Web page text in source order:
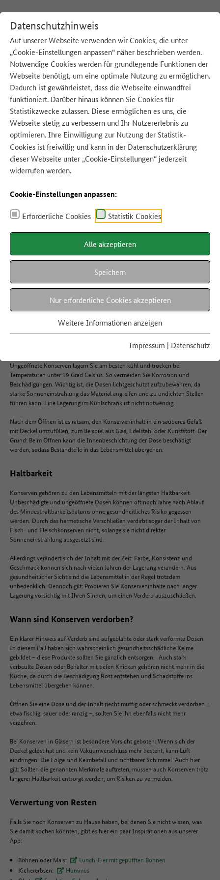
Datenschutzhinweis
Auf unserer Webseite verwenden wir Cookies, die unter
„Cookie-Einstellungen anpassen“ näher beschrieben werden.
Notwendige Cookies werden für grundlegende Funktionen der
Webseite benötigt, um eine optimale Nutzung zu ermöglichen.
Dadurch ist gewährleistet, dass die Webseite einwandfrei
funktioniert. Darüber hinaus können Sie Cookies für
Statistikzwecke zulassen. Diese ermöglichen es uns, die
Webseite stetig zu verbessern und Ihr Nutzererlebnis zu
optimieren. Ihre Einwilligung zur Nutzung der Statistik-
Cookies ist freiwillig und kann in der Datenschutzerklärung
dieser Webseite unter „Cookie-Einstellungen“ jederzeit
widerrufen werden.
Cookie-Einstellungen anpassen:
Erforderliche Cookies Statistik Cookies
Alle akzeptieren
Speichern
Nur erforderliche Cookies akzeptieren
Weitere Informationen anzeigen
Impressum | Datenschutz
:Startseite K Konservendosen
Konservendosen
Hier finden Sie Informationen rund um die Haltbarkeit, Regionalität,
Verwertung und die richtige Lagerung von Konserven.
Ungeöffnete Konserven lagern Sie am besten kühl und trocken bei
Temperaturen unter 19 Grad Celsius. So vermeiden Sie Korrosion und
Beschädigungen. Wichtig ist, die Dosen lichtgeschützt aufzubewahren, da
starke Sonneneinstrahlung das Material angreifen und zu undichten Stellen
führen kann. Eine Lagerung im Kühlschrank ist nicht notwendig.
Nach dem Öffnen ist es ratsam, den Konserveninhalt in ein sauberes Gefäß
mit Deckel umzufüllen, zum Beispiel aus Glas, Edelstahl oder Kunststoff. Der
Grund: Beim Öffnen kann die Innenbeschichtung der Dose beschädigt
werden, sodass Bestandteile in das Lebensmittel übergehen.
Haltbarkeit
Konserven gehören zu den Lebensmitteln mit der längsten Haltbarkeit.
Unbeschädigte und ungeöffnete Dosen können oft noch Jahre nach Ablauf
des Mindesthaltbarkeitsdatums ohne gesundheitliches Risiko gegessen
werden. Durch das hermetische Verschließen verdirbt sogar der Inhalt von
Fisch- und Fleischkonserven nicht, solange sie nicht direkter
Sonneneinstrahlung ausgesetzt sind.
Allerdings verändert sich der Inhalt mit der Zeit: Farbe, Konsistenz und
Geschmack können sich nach vielen Jahren der Lagerung verändern. Aus
gesundheitlicher Sicht sind die Lebensmittel in der Regel trotzdem
unbedenklich. Dennoch gilt: Probieren Sie Konserveninhalte nach langer
Lagerung vorsichtig mit Ihren Sinnen, um einen Verderb auszuschließen.
Wann sind Konserven verdorben?
Ein klarer Hinweis auf Verderb sind aufgeblähte oder stark verformte Dosen.
In diesem Fall haben sich wahrscheinlich gesundheitsschädliche Keime
gebildet – diese Produkte sollten Sie gänzlich entsorgen. Auch stark
verbeulte Dosen oder Behälter mit tiefen Knicken gehören nicht mehr in die
Küche, da durch die Beschädigung Rost entstehen und Schadstoffe ins
Lebensmittel übergehen können.
Öffnen Sie eine Dose und der Inhalt riecht muffig oder schmeckt verdorben –
etwa fischig, sauer oder ranzig –, sollten Sie ihn ebenfalls nicht mehr
verzehren.
Bei Konserven in Gläsern ist besondere Vorsicht geboten: Wenn sich der
Deckel gelöst hat und kein Vakuumverschluss mehr besteht, kann Luft
eindringen. Die Folge sind Keimbefall und sichtbarer Schimmel. Auch hier
gilt: Sollten die genannten Merkmale auftreten, müssen auch Konserven trotz
längerer Haltbarkeit entsorgt werden, um Risiken zu vermeiden.
Verwertung von Resten
Falls Sie noch Konserven zu Hause haben, bei denen Sie nicht wissen, was
Sie damit kochen könnten, gibt es hier ein paar Inspirationen aus unserer
App:
Bohnen oder Mais:
Lunch-Eier mit gepufften Bohnen
Kichererbsen:
Hummus